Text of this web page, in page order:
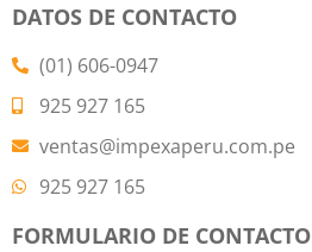
DATOS DE CONTACTO
(01) 606-0947
925 927 165
ventas@impexaperu.com.pe
925 927 165
FORMULARIO DE CONTACTO